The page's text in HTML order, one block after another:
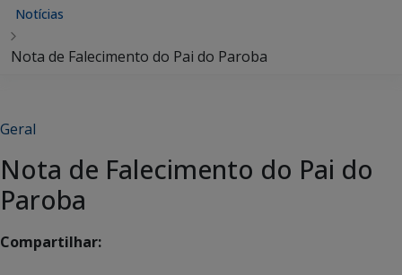
Notícias
Nota de Falecimento do Pai do Paroba
Geral
Nota de Falecimento do Pai do
Paroba
Compartilhar: